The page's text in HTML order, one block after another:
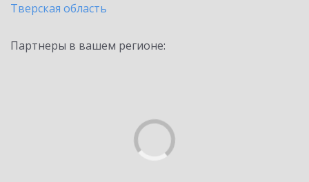
Тверская область
Партнеры в вашем регионе: